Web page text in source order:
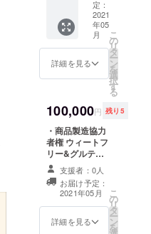
券の有
効期限
は2021
年5月～
2021年
12月末
ピザ、
ツは冷
凍した
状態で
お送り
いたし
ます。
解凍後
上がり
のメッ
セージ
をお送
りいた
します
シェフ
のこだ
わりが
詰まっ
たグル
テンフ
リーの
お食事
を真空
パック
してお
届けし
ます。
ウィー
トフ
リー&グ
ルテン
フリー
定：
2021
年05
月
詳細を見る
こ
の
リ
タ
ー
ン
を
選
択
す
る
100,000円 残り5
・商品製造協力
者権 ウィートフ
リー&グルテン
フリーピザ生地
の製品ラベルに
製造協力者とし
てお名前を記載
させていただき
ます。 そして、
支援者：0人
お届け予定：
2021年05月
詳細を見る
こ
の
リ
タ
ー
ン
を